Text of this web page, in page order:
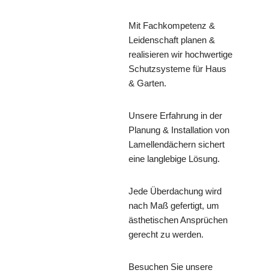
Mit Fachkompetenz &
Leidenschaft planen &
realisieren wir hochwertige
Schutzsysteme für Haus
& Garten.
Unsere Erfahrung in der
Planung & Installation von
Lamellendächern sichert
eine langlebige Lösung.
Jede Überdachung wird
nach Maß gefertigt, um
ästhetischen Ansprüchen
gerecht zu werden.
Besuchen Sie unsere